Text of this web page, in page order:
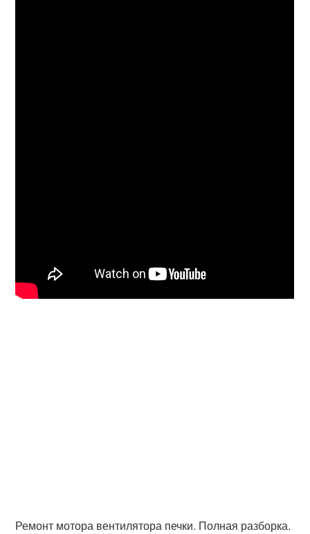
Ремонт мотора вентилятора печки. Полная разборка.